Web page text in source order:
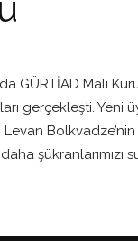
GÜRTİAD Mali
gerçekleşti.